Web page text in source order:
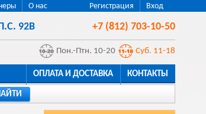
Регистрация Вход
О нас
92В +7 (812) 703-10-50
Пон.-Птн. 10-20 Суб. 11-18
ОПЛАТА И ДОСТАВКА КОНТАКТЫ